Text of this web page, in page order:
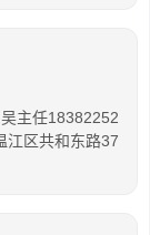
主任18382252
江区共和东路37